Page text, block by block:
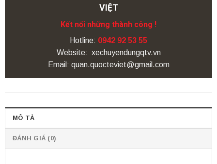
VIỆT
Kết nối những thành công !
Hotline: 0942 92 53 55
Website: xechuyendungqtv.vn
Email: quan.quocteviet@gmail.com
MÔ TẢ
ĐÁNH GIÁ (0)